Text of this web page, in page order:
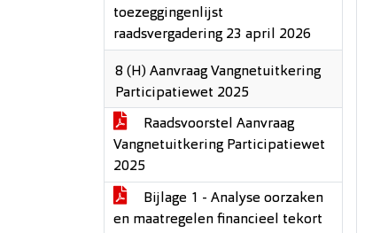
toezeggingenlijst
raadsvergadering 23 april 2026
8 (H) Aanvraag Vangnetuitkering
Participatiewet 2025
Raadsvoorstel Aanvraag
Vangnetuitkering Participatiewet
2025
Bijlage 1 - Analyse oorzaken
en maatregelen financieel tekort